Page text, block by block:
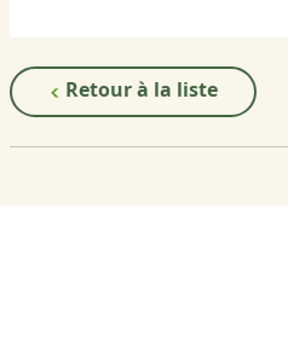
Retour à la liste